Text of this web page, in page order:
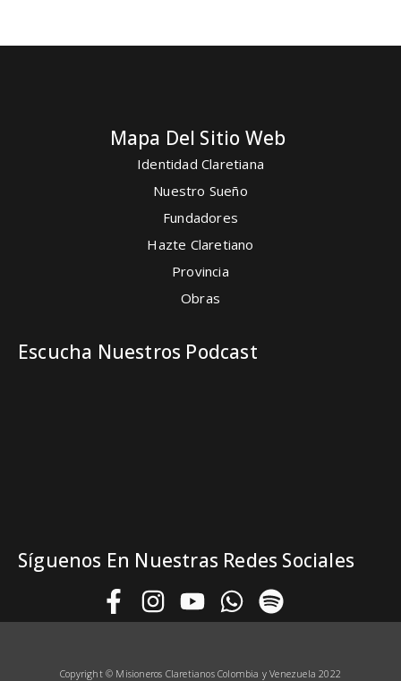
Mapa Del Sitio Web
Identidad Claretiana
Nuestro Sueño
Fundadores
Hazte Claretiano
Provincia
Obras
Escucha Nuestros Podcast
Síguenos En Nuestras Redes Sociales
Copyright © Misioneros Claretianos Colombia y Venezuela 2022